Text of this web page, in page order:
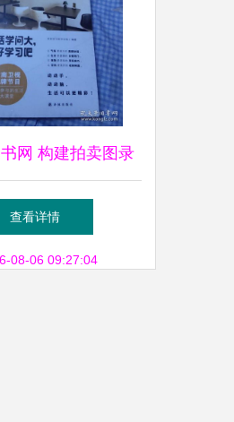
网 构建拍卖图录
藏品交易的新生态
查看详情
08-06 09:27:04